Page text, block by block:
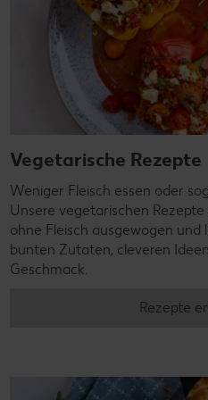
Vegetarische Rezepte
Weniger Fleisch essen oder
Unsere vegetarischen
ohne Fleisch ausgewogen und
bunten Zutaten, cleveren
Geschmack.
Rezepte